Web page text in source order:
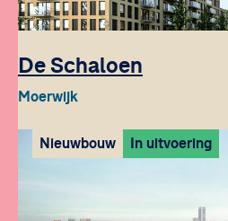
De Schaloen
Moerwijk
Nieuwbouw In uitvoering